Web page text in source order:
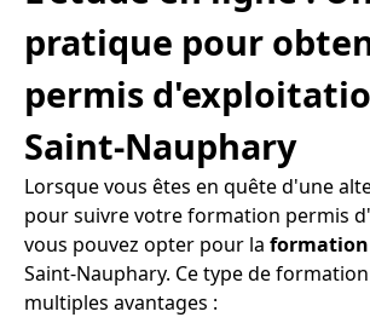
pratique pour
permis
Saint-Nauphary
Lorsque vous êtes en quête d'une
pour suivre votre formation permis
vous pouvez opter pour la
Saint-Nauphary. Ce type de
multiples avantages :